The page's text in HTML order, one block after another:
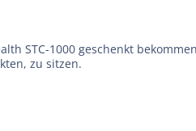
STC-1000 geschenkt
zu sitzen.